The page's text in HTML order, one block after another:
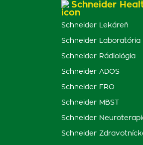
Schneider
Schneider Lekáreň
Schneider Laboratória
Schneider Rádiológia
Schneider ADOS
Schneider FRO
Schneider MBST
Schneider
Schneider